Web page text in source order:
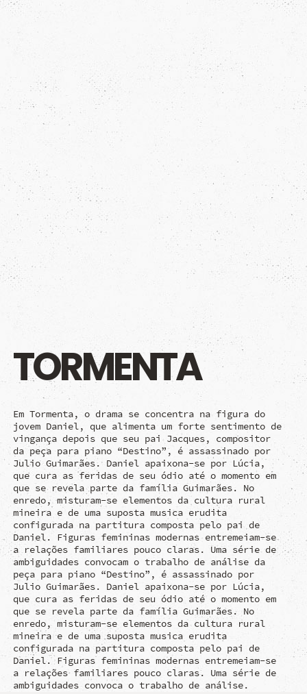
TORMENTA
Em Tormenta, o drama se concentra na figura do
jovem Daniel, que alimenta um forte sentimento de
vingança depois que seu pai Jacques, compositor
da peça para piano “Destino”, é assassinado por
Julio Guimarães. Daniel apaixona-se por Lúcia,
que cura as feridas de seu ódio até o momento em
que se revela parte da família Guimarães. No
enredo, misturam-se elementos da cultura rural
mineira e de uma suposta musica erudita
configurada na partitura composta pelo pai de
Daniel. Figuras femininas modernas entremeiam-se
a relações familiares pouco claras. Uma série de
ambiguidades convocam o trabalho de análise da
peça para piano “Destino”, é assassinado por
Julio Guimarães. Daniel apaixona-se por Lúcia,
que cura as feridas de seu ódio até o momento em
que se revela parte da família Guimarães. No
enredo, misturam-se elementos da cultura rural
mineira e de uma suposta musica erudita
configurada na partitura composta pelo pai de
Daniel. Figuras femininas modernas entremeiam-se
a relações familiares pouco claras. Uma série de
ambiguidades convoca o trabalho de análise.